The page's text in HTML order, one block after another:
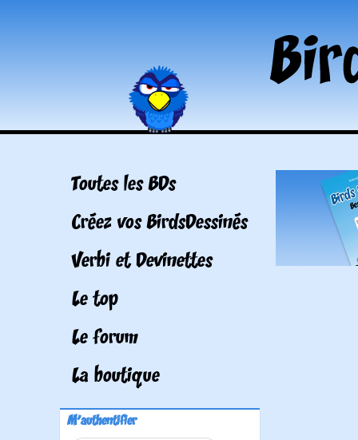
Toutes les BDs
Créez vos BirdsDessinés
Verbi et Devinettes
Le top
Le forum
La boutique
M'authentifier